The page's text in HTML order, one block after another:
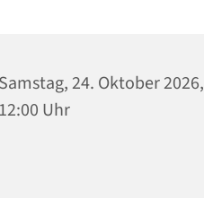
Samstag, 24. Oktober 2026,
12:00 Uhr